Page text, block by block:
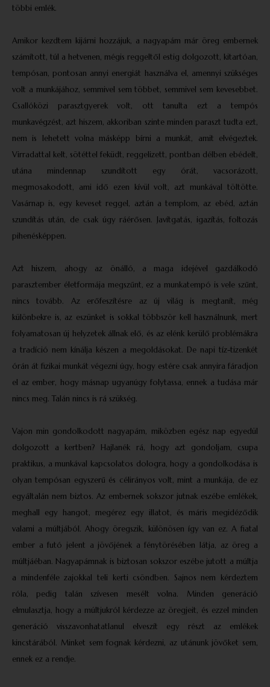
többi emlék.
Amikor kezdtem kijárni hozzájuk, a nagyapám már öreg embernek
számított, túl a hetvenen, mégis reggeltől estig dolgozott, kitartóan,
tempósan, pontosan annyi energiát használva el, amennyi szükséges
volt a munkájához, semmivel sem többet, semmivel sem kevesebbet.
Csallóközi parasztgyerek volt, ott tanulta ezt a tempós
munkavégzést, azt hiszem, akkoriban szinte minden paraszt tudta ezt,
nem is lehetett volna másképp bírni a munkát, amit elvégeztek.
Virradattal kelt, sötéttel feküdt, reggelizett, pontban délben ebédelt,
utána mindennap szundított egy órát, vacsorázott,
megmosakodott, ami idő ezen kívül volt, azt munkával töltötte.
Vasárnap is, egy keveset reggel, aztán a templom, az ebéd, aztán
szundítás után, de csak úgy ráérősen. Javítgatás, igazítás, foltozás
pihenésképpen.
Azt hiszem, ahogy az önálló, a maga idejével gazdálkodó
parasztember életformája megszűnt, ez a munkatempó is vele szűnt,
nincs tovább. Az erőfeszítésre az új világ is megtanít, még
különbekre is, az eszünket is sokkal többször kell használnunk, mert
folyamatosan új helyzetek állnak elő, és az elénk kerülő problémákra
a tradíció nem kínálja készen a megoldásokat. De napi tíz-tizenkét
órán át fizikai munkát végezni úgy, hogy estére csak annyira fáradjon
el az ember, hogy másnap ugyanúgy folytassa, ennek a tudása már
nincs meg. Talán nincs is rá szükség.
Vajon min gondolkodott nagyapám, miközben egész nap egyedül
dolgozott a kertben? Hajlanék rá, hogy azt gondoljam, csupa
praktikus, a munkával kapcsolatos dologra, hogy a gondolkodása is
olyan tempósan egyszerű és célirányos volt, mint a munkája, de ez
egyáltalán nem biztos. Az embernek sokszor jutnak eszébe emlékek,
meghall egy hangot, megérez egy illatot, és máris megidéződik
valami a múltjából. Ahogy öregszik, különösen így van ez. A fiatal
ember a futó jelent a jövőjének a fénytörésében látja, az öreg a
múltjáéban. Nagyapámnak is biztosan sokszor eszébe jutott a múltja
a mindenféle zajokkal teli kerti csöndben. Sajnos nem kérdeztem
róla, pedig talán szívesen mesélt volna. Minden generáció
elmulasztja, hogy a múltjukról kérdezze az öregjeit, és ezzel minden
generáció visszavonhatatlanul elveszít egy részt az emlékek
kincstárából. Minket sem fognak kérdezni, az utánunk jövőket sem,
ennek ez a rendje.